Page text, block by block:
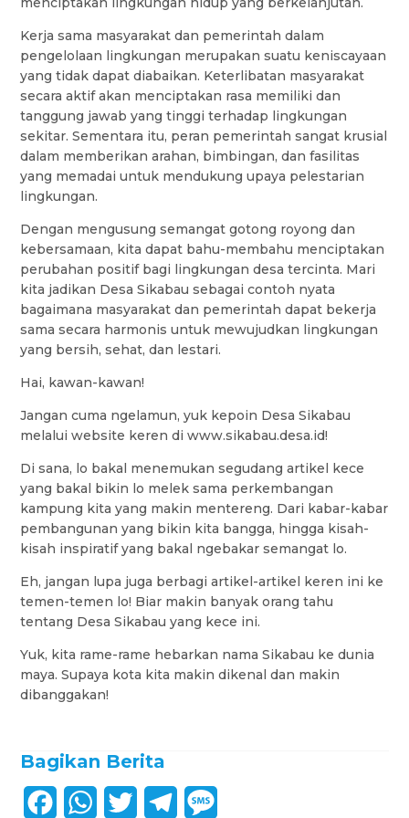
Kerja sama masyarakat dan pemerintah dalam
pengelolaan lingkungan merupakan suatu keniscayaan
yang tidak dapat diabaikan. Keterlibatan masyarakat
secara aktif akan menciptakan rasa memiliki dan
tanggung jawab yang tinggi terhadap lingkungan
sekitar. Sementara itu, peran pemerintah sangat krusial
dalam memberikan arahan, bimbingan, dan fasilitas
yang memadai untuk mendukung upaya pelestarian
lingkungan.
Dengan mengusung semangat gotong royong dan
kebersamaan, kita dapat bahu-membahu menciptakan
perubahan positif bagi lingkungan desa tercinta. Mari
kita jadikan Desa Sikabau sebagai contoh nyata
bagaimana masyarakat dan pemerintah dapat bekerja
sama secara harmonis untuk mewujudkan lingkungan
yang bersih, sehat, dan lestari.
Hai, kawan-kawan!
Jangan cuma ngelamun, yuk kepoin Desa Sikabau
melalui website keren di www.sikabau.desa.id!
Di sana, lo bakal menemukan segudang artikel kece
yang bakal bikin lo melek sama perkembangan
kampung kita yang makin mentereng. Dari kabar-kabar
pembangunan yang bikin kita bangga, hingga kisah-
kisah inspiratif yang bakal ngebakar semangat lo.
Eh, jangan lupa juga berbagi artikel-artikel keren ini ke
temen-temen lo! Biar makin banyak orang tahu
tentang Desa Sikabau yang kece ini.
Yuk, kita rame-rame hebarkan nama Sikabau ke dunia
maya. Supaya kota kita makin dikenal dan makin
dibanggakan!
Bagikan Berita
W
T